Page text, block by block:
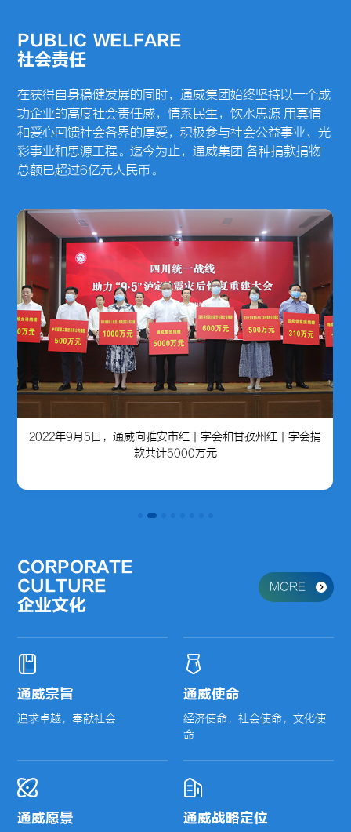
PUBLIC  WELFARE
社会责任
在获得自身稳健发展的同时，通威集团始终坚持以一个成
功企业的高度社会责任感，情系民生，饮水思源 用真情
和爱心回馈社会各界的厚爱，积极参与社会公益事业、光
彩事业和思源工程。迄今为止，通威集团 各种捐款捐物
总额已超过6亿元人民币。
通威每年捐赠500万元，十年共捐资5000万元成立“中华思
源工程·阳光计划”
CORPORATE
CULTURE
企业文化
MORE
通威宗旨
追求卓越，奉献社会
通威使命
经济使命，社会使命，文化使
通威愿景 通威战略定位